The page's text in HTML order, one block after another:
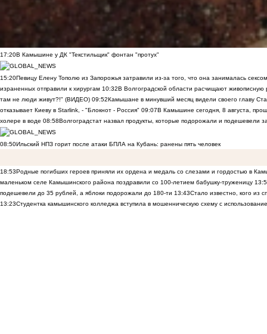
17:20В Камышине у ДК "Текстильщик" фонтан "протух"
15:20Певицу Елену Тополю из Запорожья затравили из-за того, что она занималась
израненных отправили к хирургам 10:32В Волгоградской области расчищают
там не люди живут?!" (ВИДЕО) 09:52Камышане в минувший месяц видели своего главу
отказывает Киеву в Starlink, - "Блокнот - Россия" 09:07В Камышине сегодня, 8 августа,
холере в воде 08:58Волгоградстат назвал продукты, которые подорожали и подешевели
08:50Ильский НПЗ горит после атаки БПЛА на Кубань: ранены пять человек
18:53Родные погибших героев приняли их ордена и медаль со слезами и гордостью в
маленьком селе Камышинского района поздравили со 100-летием бабушку-труженицу
подешевели до 35 рублей, а яблоки подорожали до 180-ти 13:43Стало известно, кого из
13:23Студентка камышинского колледжа вступила в мошенническую схему с